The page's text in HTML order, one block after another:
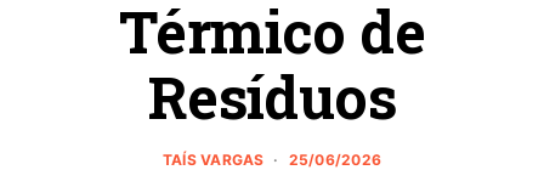
Térmico de
Resíduos
TAÍS VARGAS 25/06/2026